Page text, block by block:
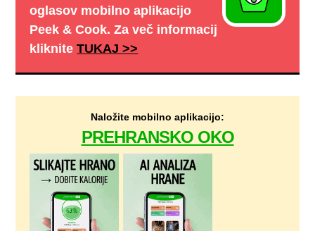
oglasov mobilno aplikacijo
Peek & Cook. Za več informacij
klikniteTUKAJ >>
Naložite mobilno aplikacijo:
PREHRANSKO OKO